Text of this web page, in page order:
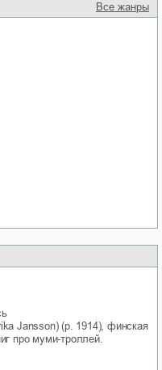
Все жанры
Jansson) (р. 1914), финская
про муми-троллей.